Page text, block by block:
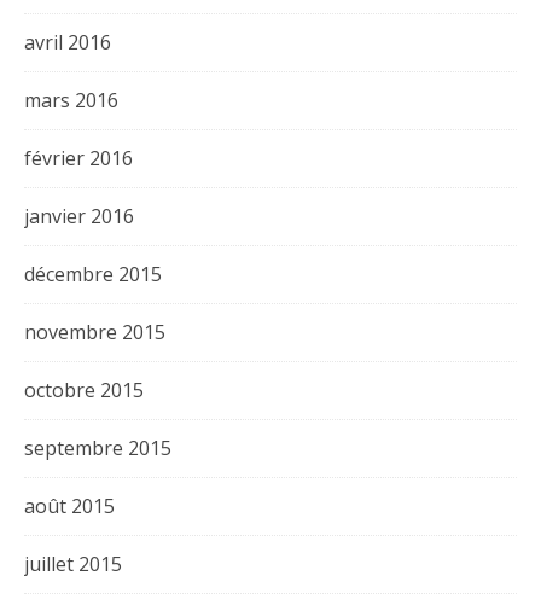
avril 2016
mars 2016
février 2016
janvier 2016
décembre 2015
novembre 2015
octobre 2015
septembre 2015
août 2015
juillet 2015